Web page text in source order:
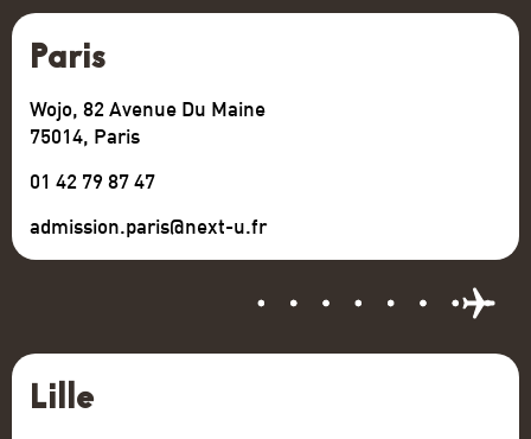
Paris
Wojo, 82 Avenue Du Maine
75014, Paris
01 42 79 87 47
admission.paris@next-u.fr
Lille